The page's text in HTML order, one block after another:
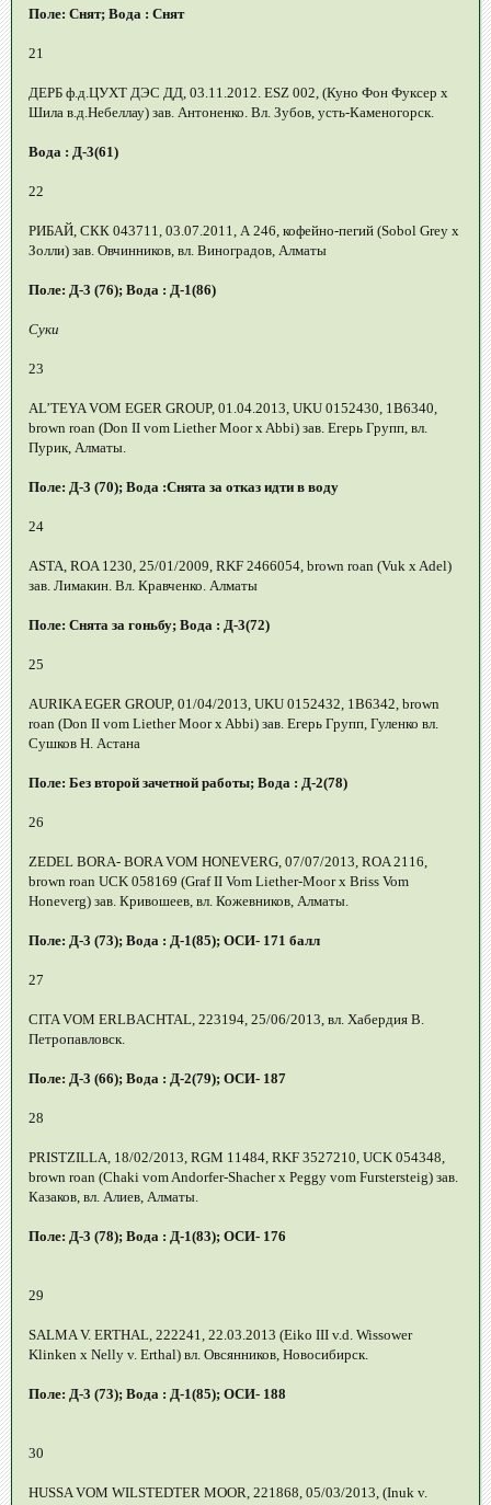
Поле: Снят; Вода : Снят
21
ДЕРБ ф.д.ЦУХТ ДЭС ДД, 03.11.2012. ESZ 002, (Куно Фон Фуксер х
Шила в.д.Небеллау) зав. Антоненко. Вл. Зубов, усть-Каменогорск.
Вода : Д-3(61)
22
РИБАЙ, СКК 043711, 03.07.2011, А 246, кофейно-пегий (Sobol Grey x
Золли) зав. Овчинников, вл. Виноградов, Алматы
Поле: Д-3 (76); Вода : Д-1(86)
Суки
23
AL’TEYA VOM EGER GROUP, 01.04.2013, UKU 0152430, 1B6340,
brown roan (Don II vom Liether Moor x Abbi) зав. Егерь Групп, вл.
Пурик, Алматы.
Поле: Д-3 (70); Вода :Снята за отказ идти в воду
24
ASTA, ROA 1230, 25/01/2009, RKF 2466054, brown roan (Vuk x Adel)
зав. Лимакин. Вл. Кравченко. Алматы
Поле: Снята за гоньбу; Вода : Д-3(72)
25
AURIKA EGER GROUP, 01/04/2013, UKU 0152432, 1B6342, brown
roan (Don II vom Liether Moor x Abbi) зав. Егерь Групп, Гуленко вл.
Сушков Н. Астана
Поле: Без второй зачетной работы; Вода : Д-2(78)
26
ZEDEL BORA- BORA VOM HONEVERG, 07/07/2013, ROA 2116,
brown roan UCK 058169 (Graf II Vom Liether-Moor x Briss Vom
Honeverg) зав. Кривошеев, вл. Кожевников, Алматы.
Поле: Д-3 (73); Вода : Д-1(85); ОСИ- 171 балл
27
CITA VOM ERLBACHTAL, 223194, 25/06/2013, вл. Хабердия В.
Петропавловск.
Поле: Д-3 (66); Вода : Д-2(79); ОСИ- 187
28
PRISTZILLA, 18/02/2013, RGM 11484, RKF 3527210, UCK 054348,
brown roan (Chaki vom Andorfer-Shacher x Peggy vom Furstersteig) зав.
Казаков, вл. Алиев, Алматы.
Поле: Д-3 (78); Вода : Д-1(83); ОСИ- 176
29
SALMA V. ERTHAL, 222241, 22.03.2013 (Eiko III v.d. Wissower
Klinken x Nelly v. Erthal) вл. Овсянников, Новосибирск.
Поле: Д-3 (73); Вода : Д-1(85); ОСИ- 188
30
HUSSA VOM WILSTEDTER MOOR, 221868, 05/03/2013, (Inuk v.